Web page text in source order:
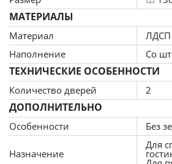
МАТЕРИАЛЫ
Материал
ЛДСП
Наполнение
Со
ТЕХНИЧЕСКИЕ ОСОБЕННОСТИ
Количество дверей 2
ДОПОЛНИТЕЛЬНО
Особенности Без
Назначение
Для